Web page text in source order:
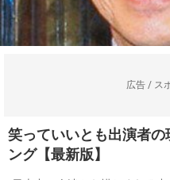
広告 / ス
笑っていいとも出演者
ング【最新版】